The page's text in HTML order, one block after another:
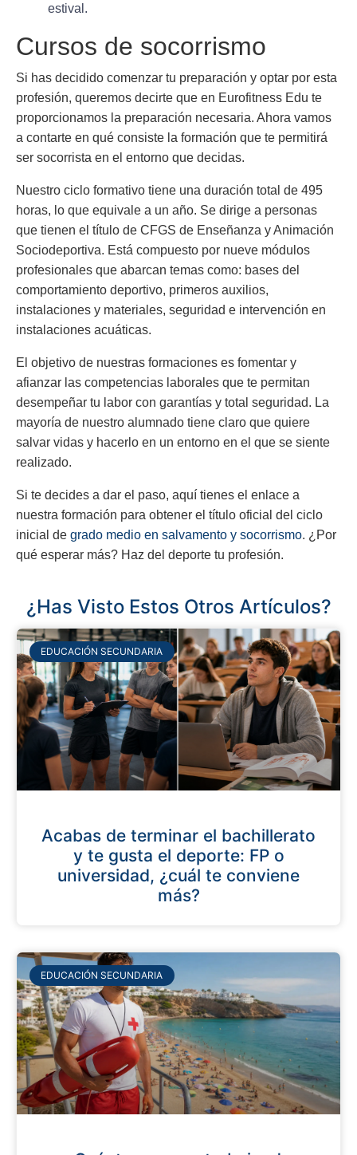
estival.
Cursos de socorrismo
Si has decidido comenzar tu preparación y optar por esta
profesión, queremos decirte que en Eurofitness Edu te
proporcionamos la preparación necesaria. Ahora vamos
a contarte en qué consiste la formación que te permitirá
ser socorrista en el entorno que decidas.
Nuestro ciclo formativo tiene una duración total de 495
horas, lo que equivale a un año. Se dirige a personas
que tienen el título de CFGS de Enseñanza y Animación
Sociodeportiva. Está compuesto por nueve módulos
profesionales que abarcan temas como: bases del
comportamiento deportivo, primeros auxilios,
instalaciones y materiales, seguridad e intervención en
instalaciones acuáticas.
El objetivo de nuestras formaciones es fomentar y
afianzar las competencias laborales que te permitan
desempeñar tu labor con garantías y total seguridad. La
mayoría de nuestro alumnado tiene claro que quiere
salvar vidas y hacerlo en un entorno en el que se siente
realizado.
Si te decides a dar el paso, aquí tienes el enlace a
nuestra formación para obtener el título oficial del ciclo
inicial de grado medio en salvamento y socorrismo. ¿Por
qué esperar más? Haz del deporte tu profesión.
¿Has Visto Estos Otros Artículos?
EDUCACIÓN SECUNDARIA
Acabas de terminar el bachillerato
y te gusta el deporte: FP o
universidad, ¿cuál te conviene
más?
EDUCACIÓN SECUNDARIA